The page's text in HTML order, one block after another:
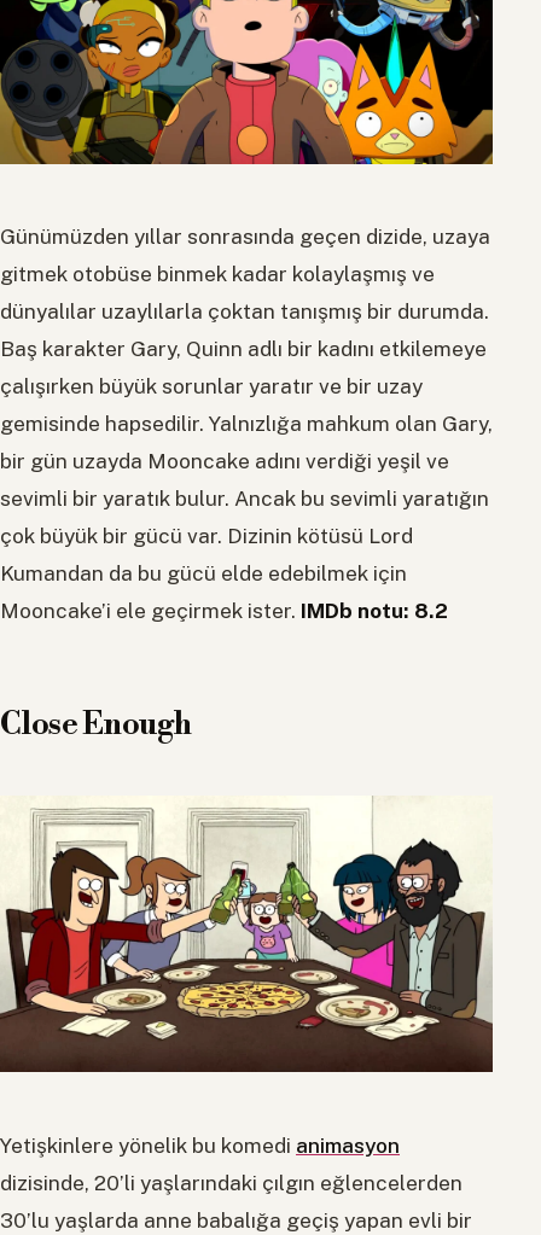
Günümüzden yıllar sonrasında geçen dizide, uzaya
gitmek otobüse binmek kadar kolaylaşmış ve
dünyalılar uzaylılarla çoktan tanışmış bir durumda.
Baş karakter Gary, Quinn adlı bir kadını etkilemeye
çalışırken büyük sorunlar yaratır ve bir uzay
gemisinde hapsedilir. Yalnızlığa mahkum olan Gary,
bir gün uzayda Mooncake adını verdiği yeşil ve
sevimli bir yaratık bulur. Ancak bu sevimli yaratığın
çok büyük bir gücü var. Dizinin kötüsü Lord
Kumandan da bu gücü elde edebilmek için
Mooncake’i ele geçirmek ister. IMDb notu: 8.2
Close Enough
Yetişkinlere yönelik bu komedi animasyon
dizisinde, 20’li yaşlarındaki çılgın eğlencelerden
30’lu yaşlarda anne babalığa geçiş yapan evli bir